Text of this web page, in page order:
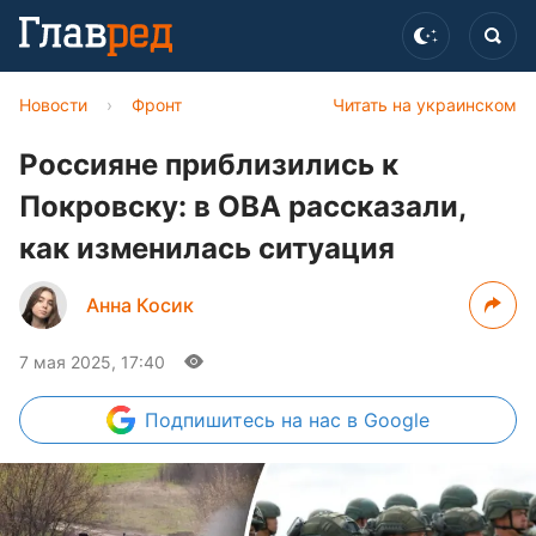
Читать на украинском
Новости › Фронт
Россияне приблизились к
Покровску: в ОВА рассказали,
как изменилась ситуация
Анна Косик
7 мая 2025, 17:40
Подпишитесь на нас в Google